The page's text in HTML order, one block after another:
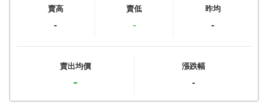
賣高
-
賣低
-
昨均
-
賣出均價
-
漲跌幅
-